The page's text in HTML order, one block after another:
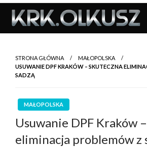
Skip
content
STRONA GŁÓWNA
MAŁOPOLSKA
USUWANIE DPF KRAKÓW – SKUTECZNA
SADZĄ
MAŁOPOLSKA
Usuwanie DPF Kraków
eliminacja problemów z